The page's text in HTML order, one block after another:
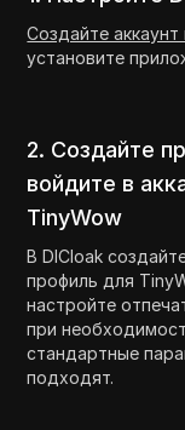
Создайте аккаунт
установите
2. Создайте
войдите в
TinyWow
В DICloak
профиль для
настройте
при
стандартные
подходят.